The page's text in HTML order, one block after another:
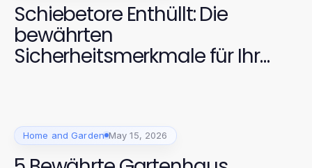
Schiebetore Enthüllt: Die
bewährten
Sicherheitsmerkmale für Ihr
Home and Garden May 15, 2026